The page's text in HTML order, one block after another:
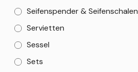
Seifenspender & Seifenschalen
Servietten
Sessel
Sets